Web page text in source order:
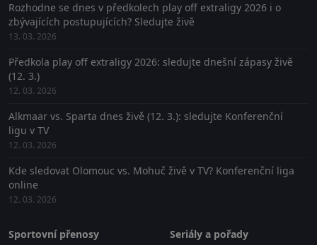
Rozhodne se dnes v předkolech play off extraligy 2026 i o
zbývajících postupujících? Sledujte živě
13. 03. 2026
Předkola play off extraligy 2026: sledujte dnešní zápasy živě
(12. 3.)
12. 03. 2026
Alkmaar vs. Sparta dnes živě (12. 3.): sledujte Konferenční
ligu v TV
12. 03. 2026
Kde sledovat Olomouc vs. Mohuč živě v TV? Konferenční liga
online
12. 03. 2026
Sportovní přenosy
Seriály a pořady